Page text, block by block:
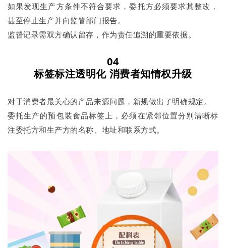
如果发现生产方条件不符合要求，委托方必须要求其整改，
甚至停止生产并向监管部门报告。
监督记录需双方确认留存，作为责任追溯的重要依据。
04
标签标注透明化 消费者知情权升级
对于消费者最关心的产品来源问题，新规做出了明确规定。
委托生产的预包装食品标签上，必须在紧邻位置分别清晰标
注委托方和生产方的名称、地址和联系方式。